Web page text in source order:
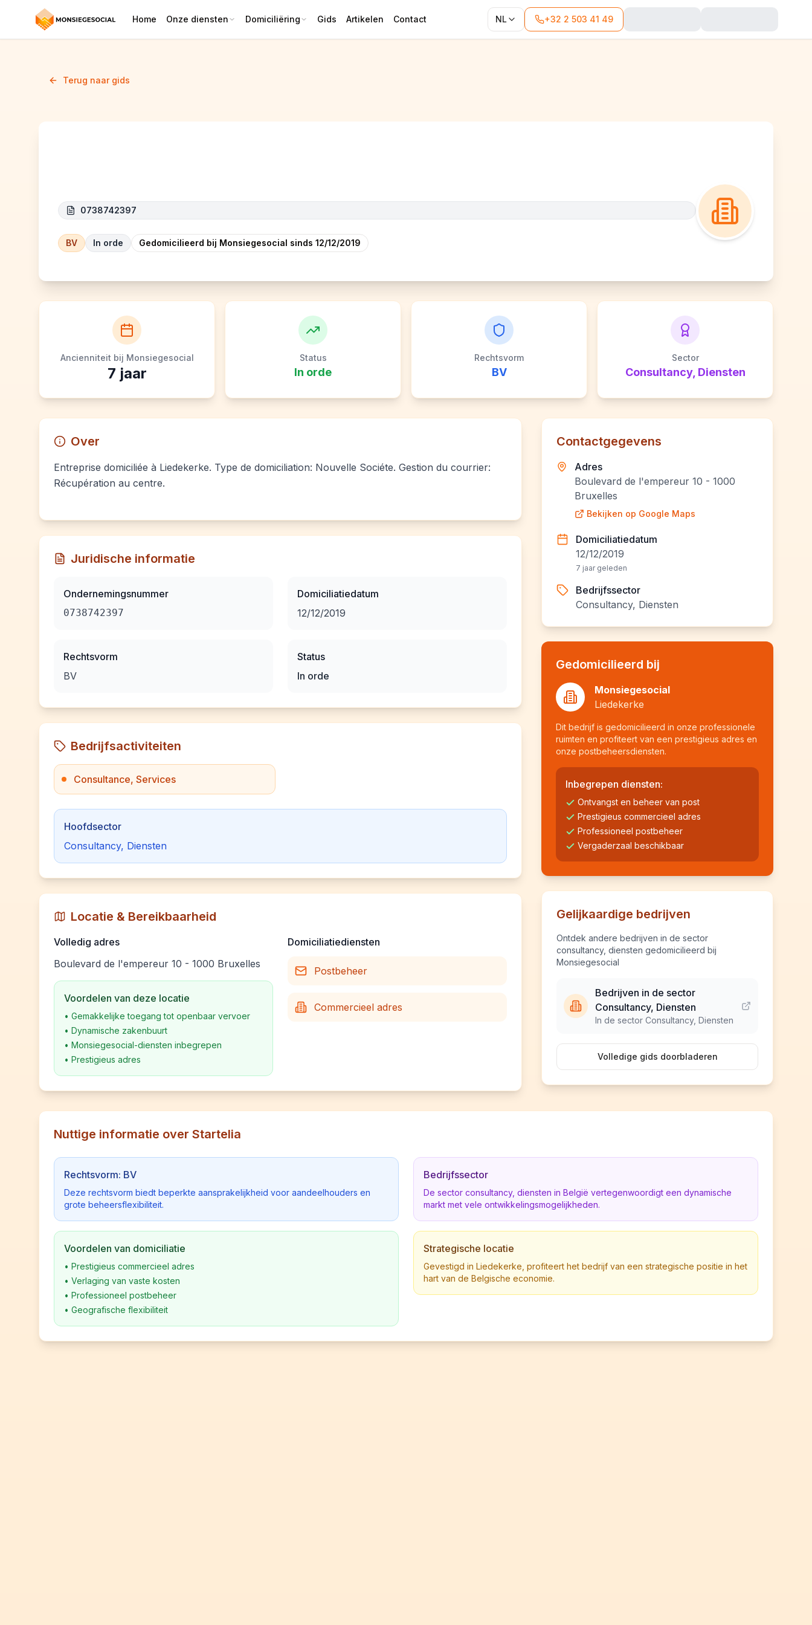
Home Onze diensten Domiciliëring Gids Artikelen Contact NL +32 2 503 41 49
Terug naar gids
0738742397
BV In orde Gedomicilieerd bij Monsiegesocial sinds 12/12/2019
Ancienniteit bij Monsiegesocial
7 jaar
Status
In orde
Rechtsvorm
BV
Sector
Consultancy, Diensten
Over
Entreprise domiciliée à Liedekerke. Type de domiciliation: Nouvelle Sociéte. Gestion du courrier:
Récupération au centre.
Juridische informatie
Ondernemingsnummer
0738742397
Rechtsvorm
BV
Domiciliatiedatum
12/12/2019
Status
In orde
Bedrijfsactiviteiten
Consultance, Services
Hoofdsector
Consultancy, Diensten
Locatie & Bereikbaarheid
Volledig adres
Boulevard de l'empereur 10 - 1000 Bruxelles
Voordelen van deze locatie
• Gemakkelijke toegang tot openbaar vervoer
• Dynamische zakenbuurt
• Monsiegesocial-diensten inbegrepen
• Prestigieus adres
Domiciliatiediensten
Postbeheer
Commercieel adres
Contactgegevens
Adres
Boulevard de l'empereur 10 - 1000
Bruxelles
Bekijken op Google Maps
Domiciliatiedatum
12/12/2019
7 jaar geleden
Bedrijfssector
Consultancy, Diensten
Gedomicilieerd bij
Monsiegesocial
Liedekerke
Dit bedrijf is gedomicilieerd in onze professionele
ruimten en profiteert van een prestigieus adres en
onze postbeheersdiensten.
Inbegrepen diensten:
Ontvangst en beheer van post
Prestigieus commercieel adres
Professioneel postbeheer
Vergaderzaal beschikbaar
Gelijkaardige bedrijven
Ontdek andere bedrijven in de sector
consultancy, diensten gedomicilieerd bij
Monsiegesocial
Bedrijven in de sector
Consultancy, Diensten
In de sector Consultancy, Diensten
Volledige gids doorbladeren
Nuttige informatie over Startelia
Rechtsvorm: BV
Deze rechtsvorm biedt beperkte aansprakelijkheid voor aandeelhouders en
grote beheersflexibiliteit.
Voordelen van domiciliatie
• Prestigieus commercieel adres
• Verlaging van vaste kosten
• Professioneel postbeheer
• Geografische flexibiliteit
Bedrijfssector
De sector consultancy, diensten in België vertegenwoordigt een dynamische
markt met vele ontwikkelingsmogelijkheden.
Strategische locatie
Gevestigd in Liedekerke, profiteert het bedrijf van een strategische positie in het
hart van de Belgische economie.